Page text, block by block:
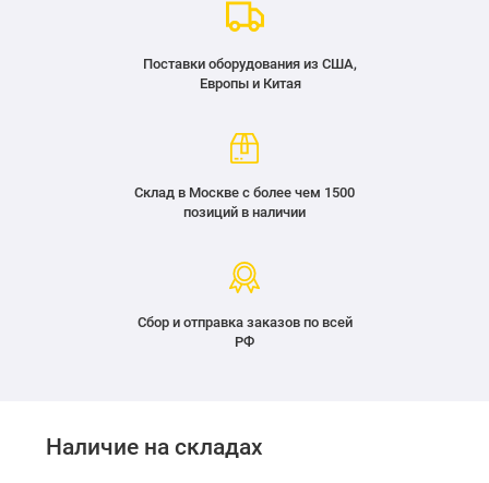
Поставки оборудования из США,
Европы и Китая
Склад в Москве с более чем 1500
позиций в наличии
Сбор и отправка заказов по всей
РФ
Наличие на складах